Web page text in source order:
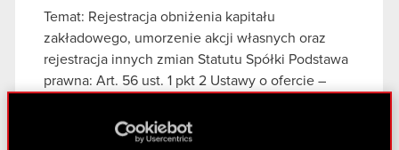
Temat: Rejestracja obniżenia kapitału
zakładowego, umorzenie akcji własnych oraz
rejestracja innych zmian Statutu Spółki Podstawa
prawna: Art. 56 ust. 1 pkt 2 Ustawy o ofercie –
PROJEKT S.A. z…Czytaj dalej